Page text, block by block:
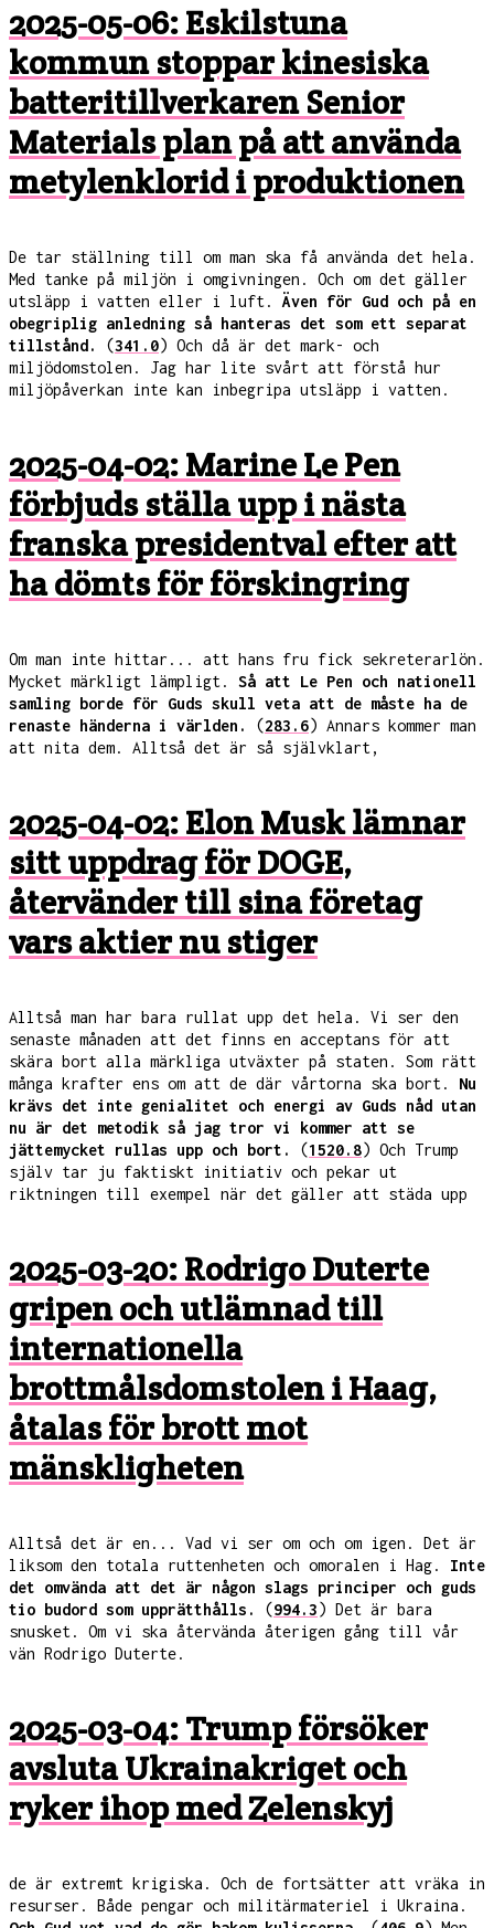
2025-05-06: Eskilstuna
kommun stoppar kinesiska
batteritillverkaren Senior
Materials plan på att använda
metylenklorid i produktionen
De tar ställning till om man ska få använda det hela.
Med tanke på miljön i omgivningen. Och om det gäller
utsläpp i vatten eller i luft. Även för Gud och på en
obegriplig anledning så hanteras det som ett separat
tillstånd.
(341.0) Och då är det mark- och
miljödomstolen. Jag har lite svårt att förstå hur
miljöpåverkan inte kan inbegripa utsläpp i vatten.
2025-04-02: Marine Le Pen
förbjuds ställa upp i nästa
franska presidentval efter att
ha dömts för förskingring
Om man inte hittar... att hans fru fick sekreterarlön.
Mycket märkligt lämpligt. Så att Le Pen och nationell
samling borde för Guds skull veta att de måste ha de
renaste händerna i världen.
(283.6) Annars kommer man
att nita dem. Alltså det är så självklart,
2025-04-02: Elon Musk lämnar
sitt uppdrag för DOGE,
återvänder till sina företag
vars aktier nu stiger
Alltså man har bara rullat upp det hela. Vi ser den
senaste månaden att det finns en acceptans för att
skära bort alla märkliga utväxter på staten. Som rätt
många krafter ens om att de där vårtorna ska bort. Nu
krävs det inte genialitet och energi av Guds nåd utan
nu är det metodik så jag tror vi kommer att se
jättemycket rullas upp och bort.
(1520.8) Och Trump
själv tar ju faktiskt initiativ och pekar ut
riktningen till exempel när det gäller att städa upp
2025-03-20: Rodrigo Duterte
gripen och utlämnad till
internationella
brottmålsdomstolen i Haag,
åtalas för brott mot
mänskligheten
Alltså det är en... Vad vi ser om och om igen. Det är
liksom den totala ruttenheten och omoralen i Hag. Inte
det omvända att det är någon slags principer och guds
tio budord som upprätthålls.
(994.3) Det är bara
snusket. Om vi ska återvända återigen gång till vår
vän Rodrigo Duterte.
2025-03-04: Trump försöker
avsluta Ukrainakriget och
ryker ihop med Zelenskyj
de är extremt krigiska. Och de fortsätter att vräka in
resurser. Både pengar och militärmateriel i Ukraina.